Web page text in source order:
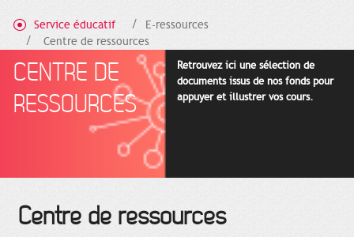
Service éducatif
E-ressources
Centre de ressources
CENTRE DE
RESSOURCES
Retrouvez ici une sélection de
documents issus de nos fonds pour
appuyer et illustrer vos cours.
Centre de ressources